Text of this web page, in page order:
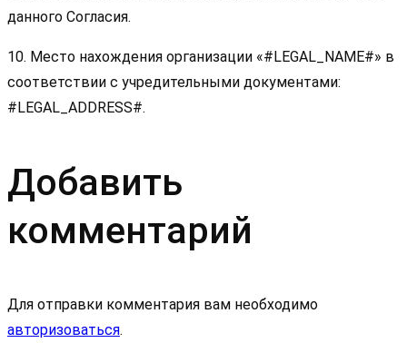
данного Согласия.
10. Место нахождения организации «#LEGAL_NAME#» в
соответствии с учредительными документами:
#LEGAL_ADDRESS#.
Добавить
комментарий
Для отправки комментария вам необходимо
авторизоваться.